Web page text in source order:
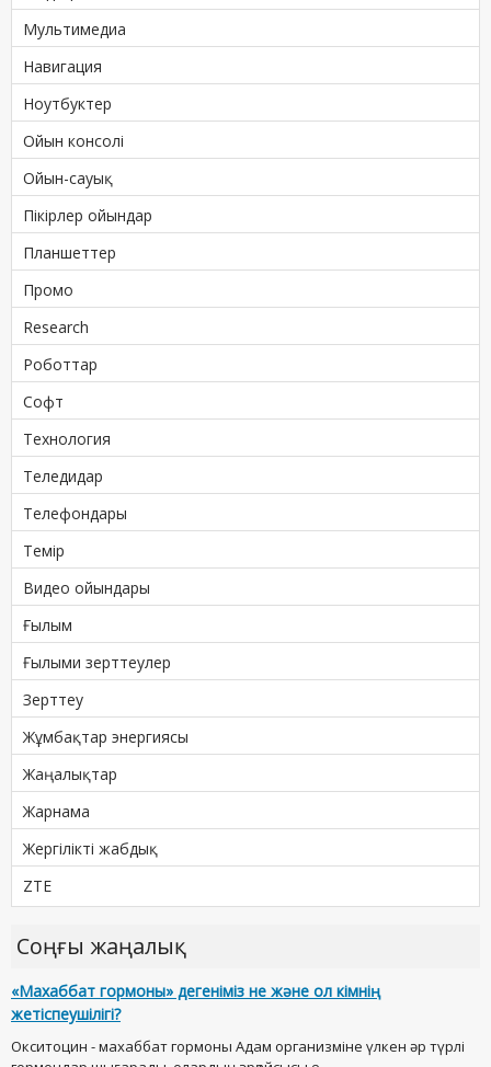
Мультимедиа
Навигация
Ноутбуктер
Ойын консолі
Ойын-сауық
Пікірлер ойындар
Планшеттер
Промо
Research
Роботтар
Софт
Технология
Теледидар
Телефондары
Темір
Видео ойындары
Ғылым
Ғылыми зерттеулер
Зерттеу
Жұмбақтар энергиясы
Жаңалықтар
Жарнама
Жергілікті жабдық
ZTE
Соңғы жаңалық
«Махаббат гормоны» дегеніміз не және ол кімнің
жетіспеушілігі?
Окситоцин - махаббат гормоны Адам организміне үлкен әр түрлі